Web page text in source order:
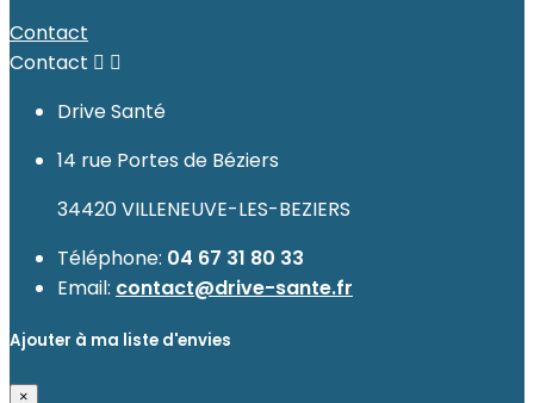
Contact
Contact  
Drive Santé
14 rue Portes de Béziers
34420 VILLENEUVE-LES-BEZIERS
Téléphone: 04 67 31 80 33
Email: contact@drive-sante.fr
Ajouter à ma liste d'envies
×